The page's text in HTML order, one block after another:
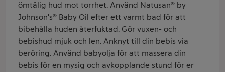
ömtålig hud mot torrhet. Använd Natusan® by
Johnson's® Baby Oil efter ett varmt bad för att
bibehålla huden återfuktad. Gör vuxen- och
bebishud mjuk och len. Anknyt till din bebis via
beröring. Använd babyolja för att massera din
bebis för en mysig och avkopplande stund för er